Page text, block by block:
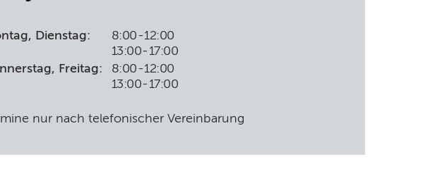
Dienstag: 8:00 -12:00
13:00- 17:00
Freitag:
8:00 -12:00
13:00- 17:00
nur nach telefonischer Vereinbarung